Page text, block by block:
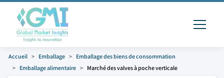
Accueil Emballage
Emballage des biens de consommation
Emballage alimentaire
Marché des valves à poche verticale